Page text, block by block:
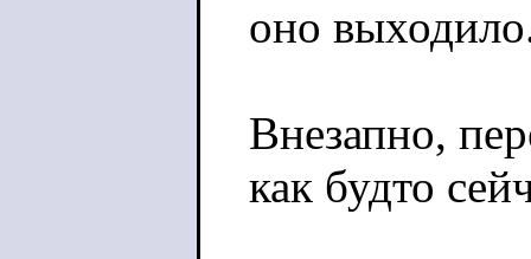
оно
Внезапно,
как будто